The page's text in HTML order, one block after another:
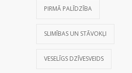
PIRMĀ PALĪDZĪBA
SLIMĪBAS UN STĀVOKĻI
VESELĪGS DZĪVESVEIDS